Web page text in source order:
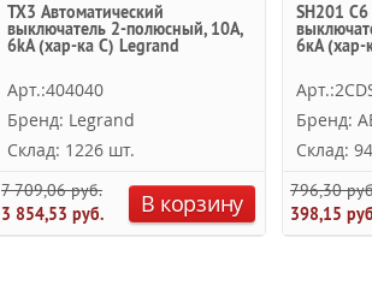
TX3 Автоматический
выключатель 2-полюсный, 10А,
6kА (хар-ка C) Legrand
Арт.:404040
Бренд: Legrand
Склад: 1226 шт.
7 709,06 руб.
3 854,53 руб.
В корзину
SH201
6кА (хар-
Бренд:
Склад:
796,30
398,15